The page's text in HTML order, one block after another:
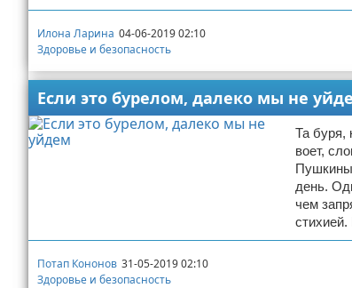
Илона Ларина 04-06-2019 02:10
Здоровье и безопасность
Если это бурелом, далеко мы не
Та буря,
воет,
день.
чем
стихией.
Потап Кононов 31-05-2019 02:10
Здоровье и безопасность